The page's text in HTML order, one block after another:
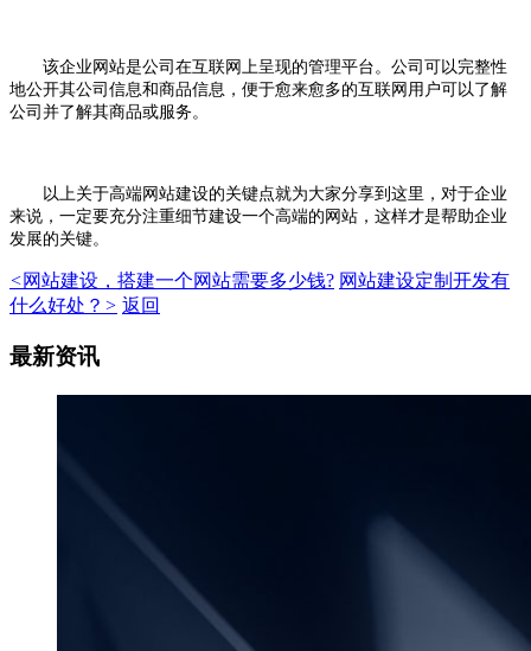
该企业网站是公司在互联网上呈现的管理平台。公司可以完整性
地公开其公司信息和商品信息，便于愈来愈多的互联网用户可以了解
公司并了解其商品或服务。
以上关于高端网站建设的关键点就为大家分享到这里，对于企业
来说，一定要充分注重细节建设一个高端的网站，这样才是帮助企业
发展的关键。
<网站建设，搭建一个网站需要多少钱? 网站建设定制开发有
什么好处？ > 返回
最新资讯